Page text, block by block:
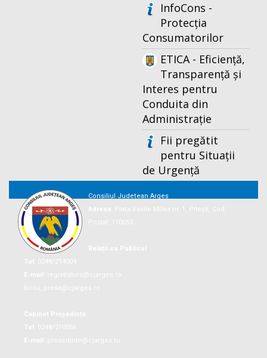
InfoCons -
Protecția
Consumatorilor
ETICA - Eficiență,
Transparență și
Interes pentru
Conduita din
Administrație
Fii pregătit
pentru Situații
de Urgență
Consiliul Județean Argeș